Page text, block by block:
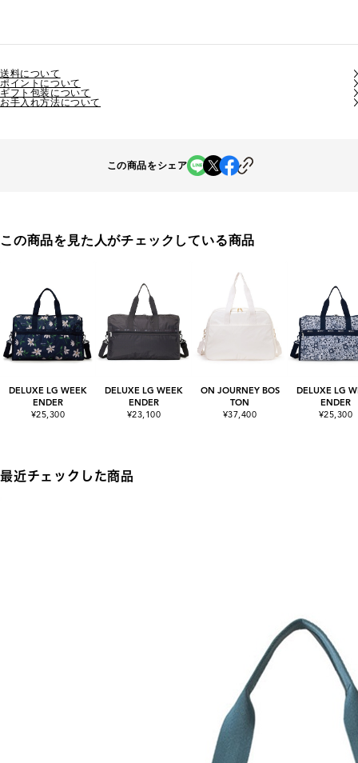
送料について
ポイントについて
ギフト包装について
お手入れ方法について
この商品をシェア
この商品を見た人がチェックしている商品
DELUXE LG WEEK
ENDER
¥25,300
DELUXE LG WEEK
ENDER
¥23,100
ON JOURNEY BOS
TON
¥37,400
DELUXE LG
ENDER
¥25,300
最近チェックした商品